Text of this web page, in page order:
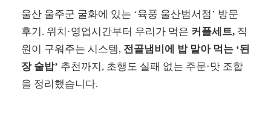
울산 울주군 굴화에 있는 ‘육풍 울산범서점’ 방문
후기. 위치·영업시간부터 우리가 먹은 커플세트, 직
원이 구워주는 시스템, 전골냄비에 밥 말아 먹는 ‘된
장 술밥’ 추천까지, 초행도 실패 없는 주문·맛 조합
을 정리했습니다.